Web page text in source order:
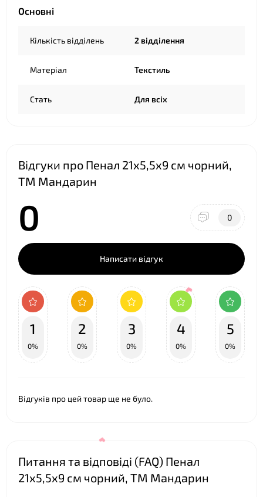
Основні
Кількість відділень 2 відділення
Матеріал Текстиль
Стать Для всіх
Відгуки про Пенал 21х5,5х9 см чорний,
ТМ Мандарин
0 0
Написати відгук
1
0%
2
0%
3
0%
4
0%
5
0%
Відгуків про цей товар ще не було.
Питання та відповіді (FAQ) Пенал
21х5,5х9 см чорний, ТМ Мандарин